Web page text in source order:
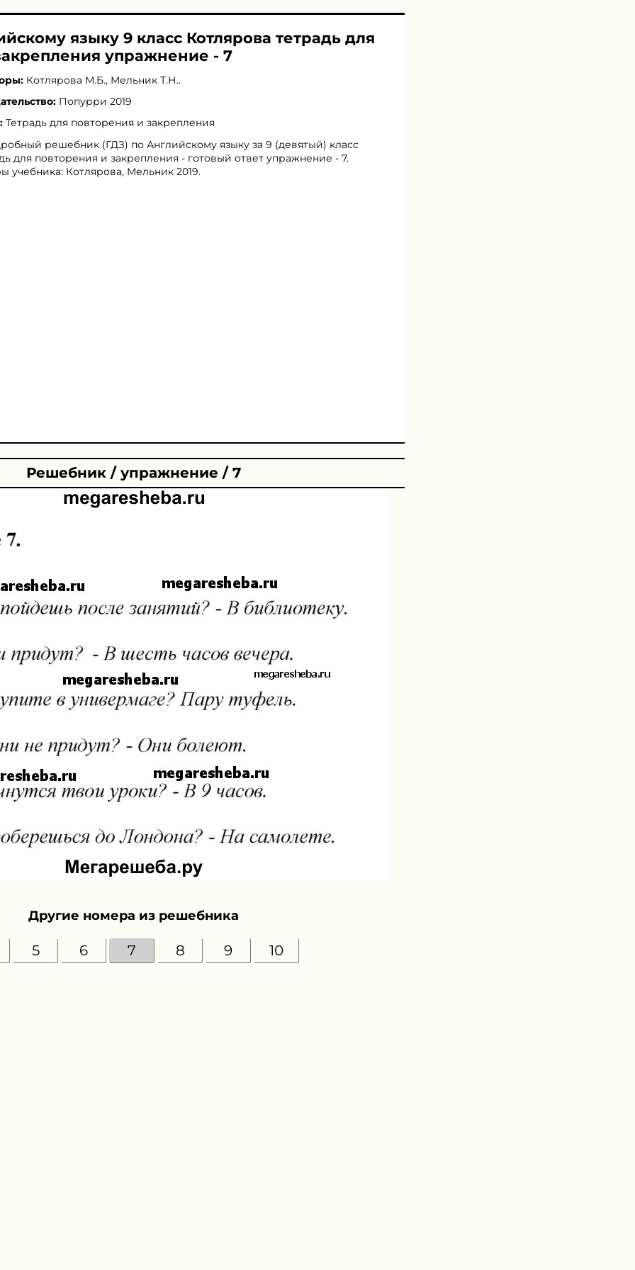
языку 9 класс Котлярова тетрадь для
упражнение - 7
Котлярова М.Б., Мельник Т.Н..
Попурри 2019
Тетрадь для повторения и закрепления
решебник (ГДЗ) по Английскому языку за 9 (девятый) класс
для повторения и закрепления - готовый ответ упражнение - 7.
учебника: Котлярова, Мельник 2019.
Решебник / упражнение / 7
Другие номера из решебника
5 6 7 8 9 10